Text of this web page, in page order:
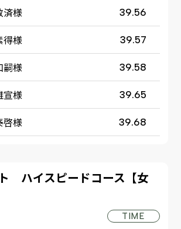
様 39.56
様 39.57
様 39.58
様 39.65
様 39.68
ハイスピードコース【女
TIME